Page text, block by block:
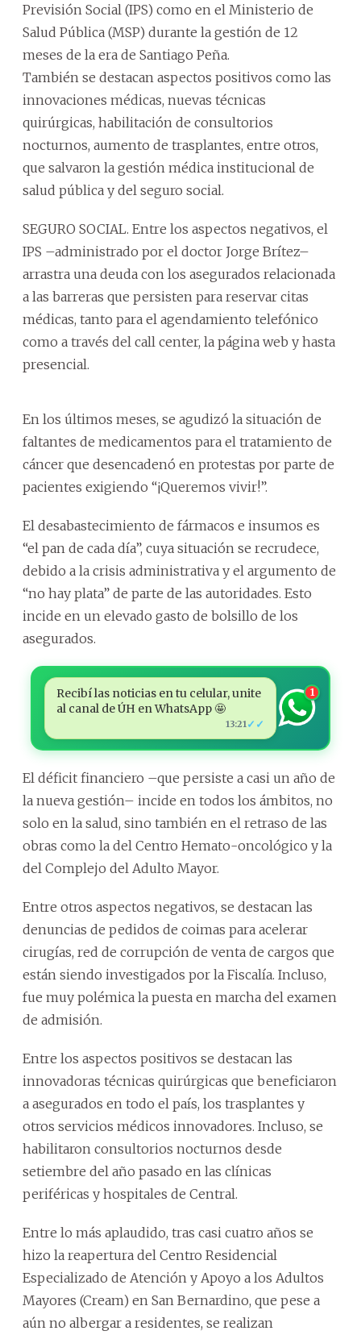
Previsión Social (IPS) como en el Ministerio de
Salud Pública (MSP) durante la gestión de 12
meses de la era de Santiago Peña.
También se destacan aspectos positivos como las
innovaciones médicas, nuevas técnicas
quirúrgicas, habilitación de consultorios
nocturnos, aumento de trasplantes, entre otros,
que salvaron la gestión médica institucional de
salud pública y del seguro social.
SEGURO SOCIAL. Entre los aspectos negativos, el
IPS –administrado por el doctor Jorge Brítez–
arrastra una deuda con los asegurados relacionada
a las barreras que persisten para reservar citas
médicas, tanto para el agendamiento telefónico
como a través del call center, la página web y hasta
presencial.
En los últimos meses, se agudizó la situación de
faltantes de medicamentos para el tratamiento de
cáncer que desencadenó en protestas por parte de
pacientes exigiendo “¡Queremos vivir!”.
El desabastecimiento de fármacos e insumos es
“el pan de cada día”, cuya situación se recrudece,
debido a la crisis administrativa y el argumento de
“no hay plata” de parte de las autoridades. Esto
incide en un elevado gasto de bolsillo de los
asegurados.
Recibí las noticias en tu celular, unite
al canal de ÚH en WhatsApp 🤩
13:21 ✓✓
1
El déficit financiero –que persiste a casi un año de
la nueva gestión– incide en todos los ámbitos, no
solo en la salud, sino también en el retraso de las
obras como la del Centro Hemato-oncológico y la
del Complejo del Adulto Mayor.
Entre otros aspectos negativos, se destacan las
denuncias de pedidos de coimas para acelerar
cirugías, red de corrupción de venta de cargos que
están siendo investigados por la Fiscalía. Incluso,
fue muy polémica la puesta en marcha del examen
de admisión.
Entre los aspectos positivos se destacan las
innovadoras técnicas quirúrgicas que beneficiaron
a asegurados en todo el país, los trasplantes y
otros servicios médicos innovadores. Incluso, se
habilitaron consultorios nocturnos desde
setiembre del año pasado en las clínicas
periféricas y hospitales de Central.
Entre lo más aplaudido, tras casi cuatro años se
hizo la reapertura del Centro Residencial
Especializado de Atención y Apoyo a los Adultos
Mayores (Cream) en San Bernardino, que pese a
aún no albergar a residentes, se realizan